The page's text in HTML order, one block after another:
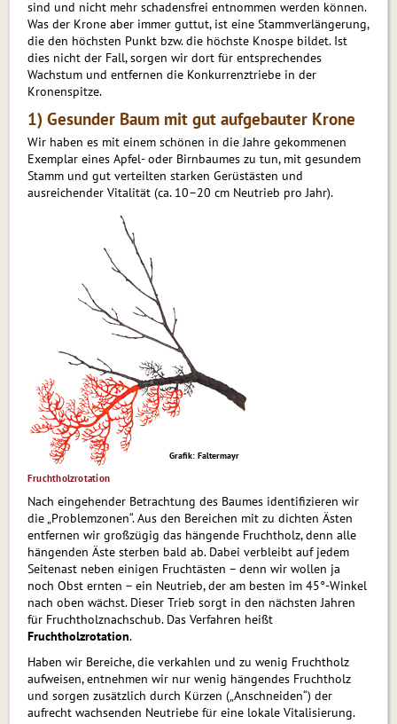
sind und nicht mehr schadensfrei entnommen werden können.
Was der Krone aber immer guttut, ist eine Stammverlängerung,
die den höchsten Punkt bzw. die höchste Knospe bildet. Ist
dies nicht der Fall, sorgen wir dort für entsprechendes
Wachstum und entfernen die Konkurrenztriebe in der
Kronenspitze.
1) Gesunder Baum mit gut aufgebauter Krone
Wir haben es mit einem schönen in die Jahre gekommenen
Exemplar eines Apfel- oder Birnbaumes zu tun, mit gesundem
Stamm und gut verteilten starken Gerüstästen und
ausreichender Vitalität (ca. 10–20 cm Neutrieb pro Jahr).
Grafik: Faltermayr
Fruchtholzrotation
Nach eingehender Betrachtung des Baumes identifizieren wir
die „Problemzonen“. Aus den Bereichen mit zu dichten Ästen
entfernen wir großzügig das hängende Fruchtholz, denn alle
hängenden Äste sterben bald ab. Dabei verbleibt auf jedem
Seitenast neben einigen Fruchtästen – denn wir wollen ja
noch Obst ernten – ein Neutrieb, der am besten im 45°-Winkel
nach oben wächst. Dieser Trieb sorgt in den nächsten Jahren
für Fruchtholznachschub. Das Verfahren heißt
Fruchtholzrotation.
Haben wir Bereiche, die verkahlen und zu wenig Fruchtholz
aufweisen, entnehmen wir nur wenig hängendes Fruchtholz
und sorgen zusätzlich durch Kürzen („Anschneiden“) der
aufrecht wachsenden Neutriebe für eine lokale Vitalisierung.